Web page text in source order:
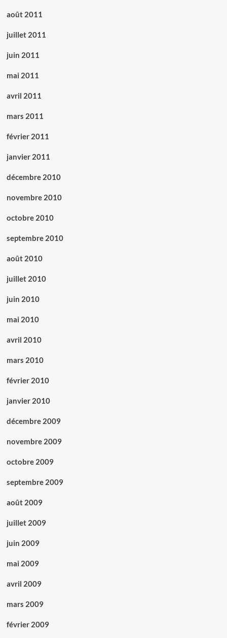
août 2011
juillet 2011
juin 2011
mai 2011
avril 2011
mars 2011
février 2011
janvier 2011
décembre 2010
novembre 2010
octobre 2010
septembre 2010
août 2010
juillet 2010
juin 2010
mai 2010
avril 2010
mars 2010
février 2010
janvier 2010
décembre 2009
novembre 2009
octobre 2009
septembre 2009
août 2009
juillet 2009
juin 2009
mai 2009
avril 2009
mars 2009
février 2009